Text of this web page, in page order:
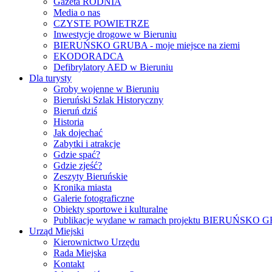
Media o nas
CZYSTE POWIETRZE
Inwestycje drogowe w Bieruniu
BIERUŃSKO GRUBA - moje miejsce na ziemi
EKODORADCA
Defibrylatory AED w Bieruniu
Dla turysty
Groby wojenne w Bieruniu
Bieruński Szlak Historyczny
Bieruń dziś
Historia
Jak dojechać
Zabytki i atrakcje
Gdzie spać?
Gdzie zjeść?
Zeszyty Bieruńskie
Kronika miasta
Galerie fotograficzne
Obiekty sportowe i kulturalne
Publikacje wydane w ramach projektu BIERUŃSKO
Urząd Miejski
Kierownictwo Urzędu
Rada Miejska
Kontakt